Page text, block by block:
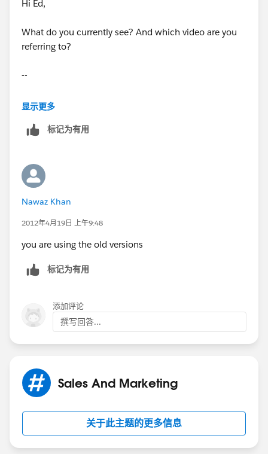
Hi Ed,
What do you currently see? And which video are you
referring to?
--
David
Duckyforce.com
显示更多
标记为有用
Nawaz Khan
2012年4月19日 上午9:48
you are using the old versions
标记为有用
添加评论
撰写回答...
Sales And Marketing
关于此主题的更多信息